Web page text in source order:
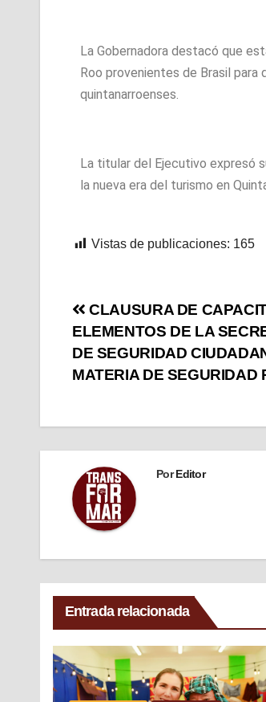
La Gobernadora destacó que
Roo provenientes de Brasil
quintanarroenses.
La titular del Ejecutivo expresó
la nueva era del turismo en
Vistas de publicaciones: 165
CLAUSURA DE
ELEMENTOS DE LA
DE SEGURIDAD
MATERIA DE SEGURIDAD
PorEditor
Entrada relacionada